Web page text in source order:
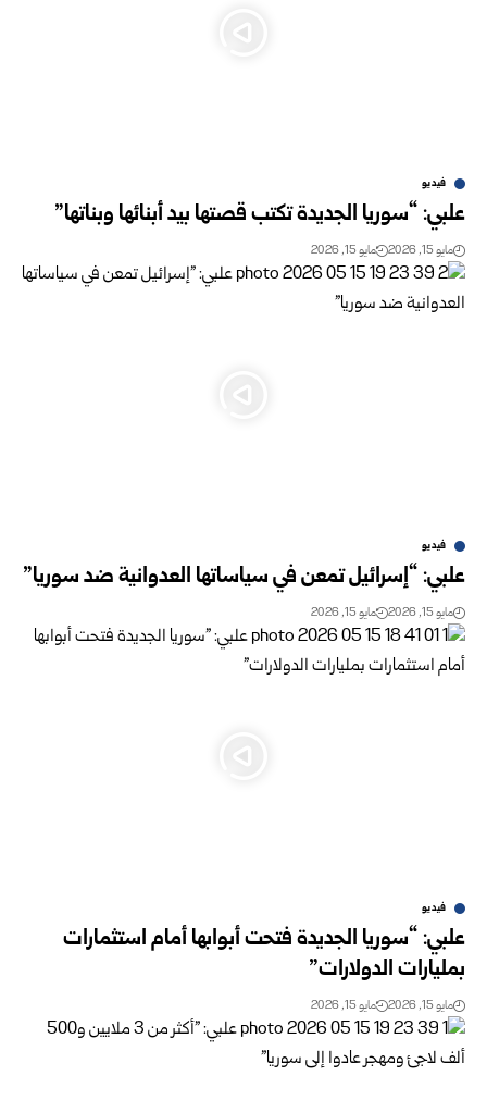
فيديو
علبي: “سوريا الجديدة تكتب قصتها بيد أبنائها وبناتها”
مايو 15, 2026 مايو 15, 2026
فيديو
علبي: “إسرائيل تمعن في سياساتها العدوانية ضد سوريا”
مايو 15, 2026 مايو 15, 2026
فيديو
علبي: “سوريا الجديدة فتحت أبوابها أمام استثمارات
بمليارات الدولارات”
مايو 15, 2026 مايو 15, 2026